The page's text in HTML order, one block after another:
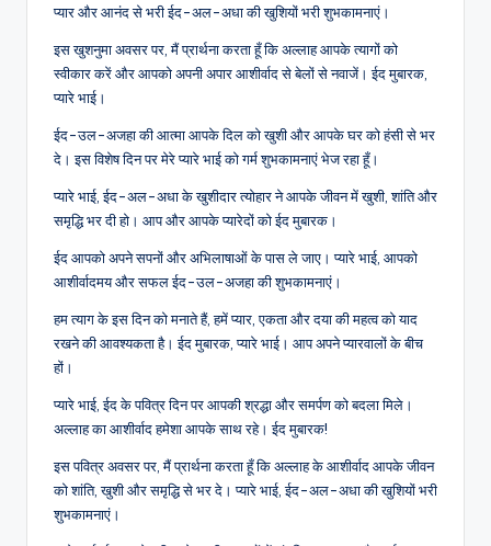
प्यार और आनंद से भरी ईद-अल-अधा की खुशियों भरी शुभकामनाएं।
इस खुशनुमा अवसर पर, मैं प्रार्थना करता हूँ कि अल्लाह आपके त्यागों को
स्वीकार करें और आपको अपनी अपार आशीर्वाद से बेलों से नवाजें। ईद मुबारक,
प्यारे भाई।
ईद-उल-अजहा की आत्मा आपके दिल को खुशी और आपके घर को हंसी से भर
दे। इस विशेष दिन पर मेरे प्यारे भाई को गर्म शुभकामनाएं भेज रहा हूँ।
प्यारे भाई, ईद-अल-अधा के खुशीदार त्योहार ने आपके जीवन में खुशी, शांति और
समृद्धि भर दी हो। आप और आपके प्यारेदों को ईद मुबारक।
ईद आपको अपने सपनों और अभिलाषाओं के पास ले जाए। प्यारे भाई, आपको
आशीर्वादमय और सफल ईद-उल-अजहा की शुभकामनाएं।
हम त्याग के इस दिन को मनाते हैं, हमें प्यार, एकता और दया की महत्व को याद
रखने की आवश्यकता है। ईद मुबारक, प्यारे भाई। आप अपने प्यारवालों के बीच
हों।
प्यारे भाई, ईद के पवित्र दिन पर आपकी श्रद्धा और समर्पण को बदला मिले।
अल्लाह का आशीर्वाद हमेशा आपके साथ रहे। ईद मुबारक!
इस पवित्र अवसर पर, मैं प्रार्थना करता हूँ कि अल्लाह के आशीर्वाद आपके जीवन
को शांति, खुशी और समृद्धि से भर दे। प्यारे भाई, ईद-अल-अधा की खुशियों भरी
शुभकामनाएं।